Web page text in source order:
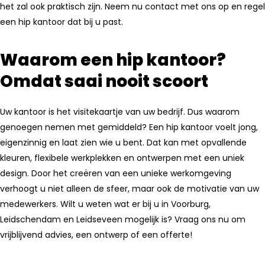
het zal ook praktisch zijn. Neem nu contact met ons op en regel
een hip kantoor dat bij u past.
Waarom een hip kantoor?
Omdat saai nooit scoort
Uw kantoor is het visitekaartje van uw bedrijf. Dus waarom
genoegen nemen met gemiddeld? Een hip kantoor voelt jong,
eigenzinnig en laat zien wie u bent. Dat kan met opvallende
kleuren, flexibele werkplekken en ontwerpen met een uniek
design. Door het creëren van een unieke werkomgeving
verhoogt u niet alleen de sfeer, maar ook de motivatie van uw
medewerkers. Wilt u weten wat er bij u in Voorburg,
Leidschendam en Leidseveen mogelijk is? Vraag ons nu om
vrijblijvend advies, een ontwerp of een offerte!